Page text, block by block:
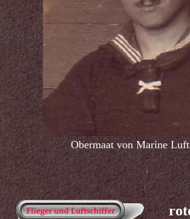
Obermaat von Marine